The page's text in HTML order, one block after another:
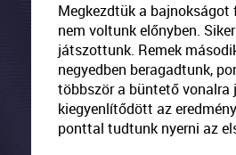
Megkezdtük a bajnokságot
nem voltunk előnyben.
játszottunk. Remek
negyedben beragadtunk,
többször a büntető vonalra
kiegyenlítődött az
ponttal tudtunk nyerni az